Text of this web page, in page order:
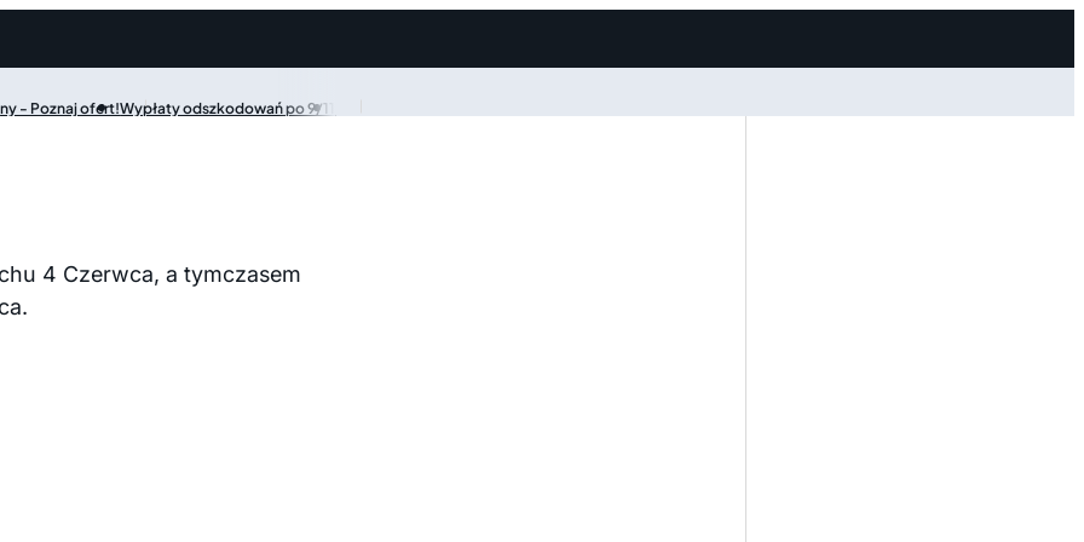
- Poznaj ofert!Wypłaty odszkodowań po 9/11
4 Czerwca, a tymczasem